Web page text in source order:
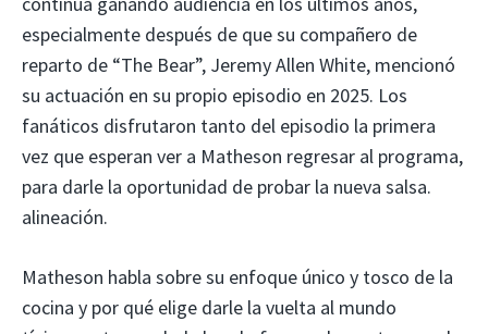
especialmente después de que su compañero de
reparto de “The Bear”, Jeremy Allen White, mencionó
su actuación en su propio episodio en 2025. Los
fanáticos disfrutaron tanto del episodio la primera
vez que esperan ver a Matheson regresar al programa,
para darle la oportunidad de probar la nueva salsa.
alineación.
Matheson habla sobre su enfoque único y tosco de la
cocina y por qué elige darle la vuelta al mundo